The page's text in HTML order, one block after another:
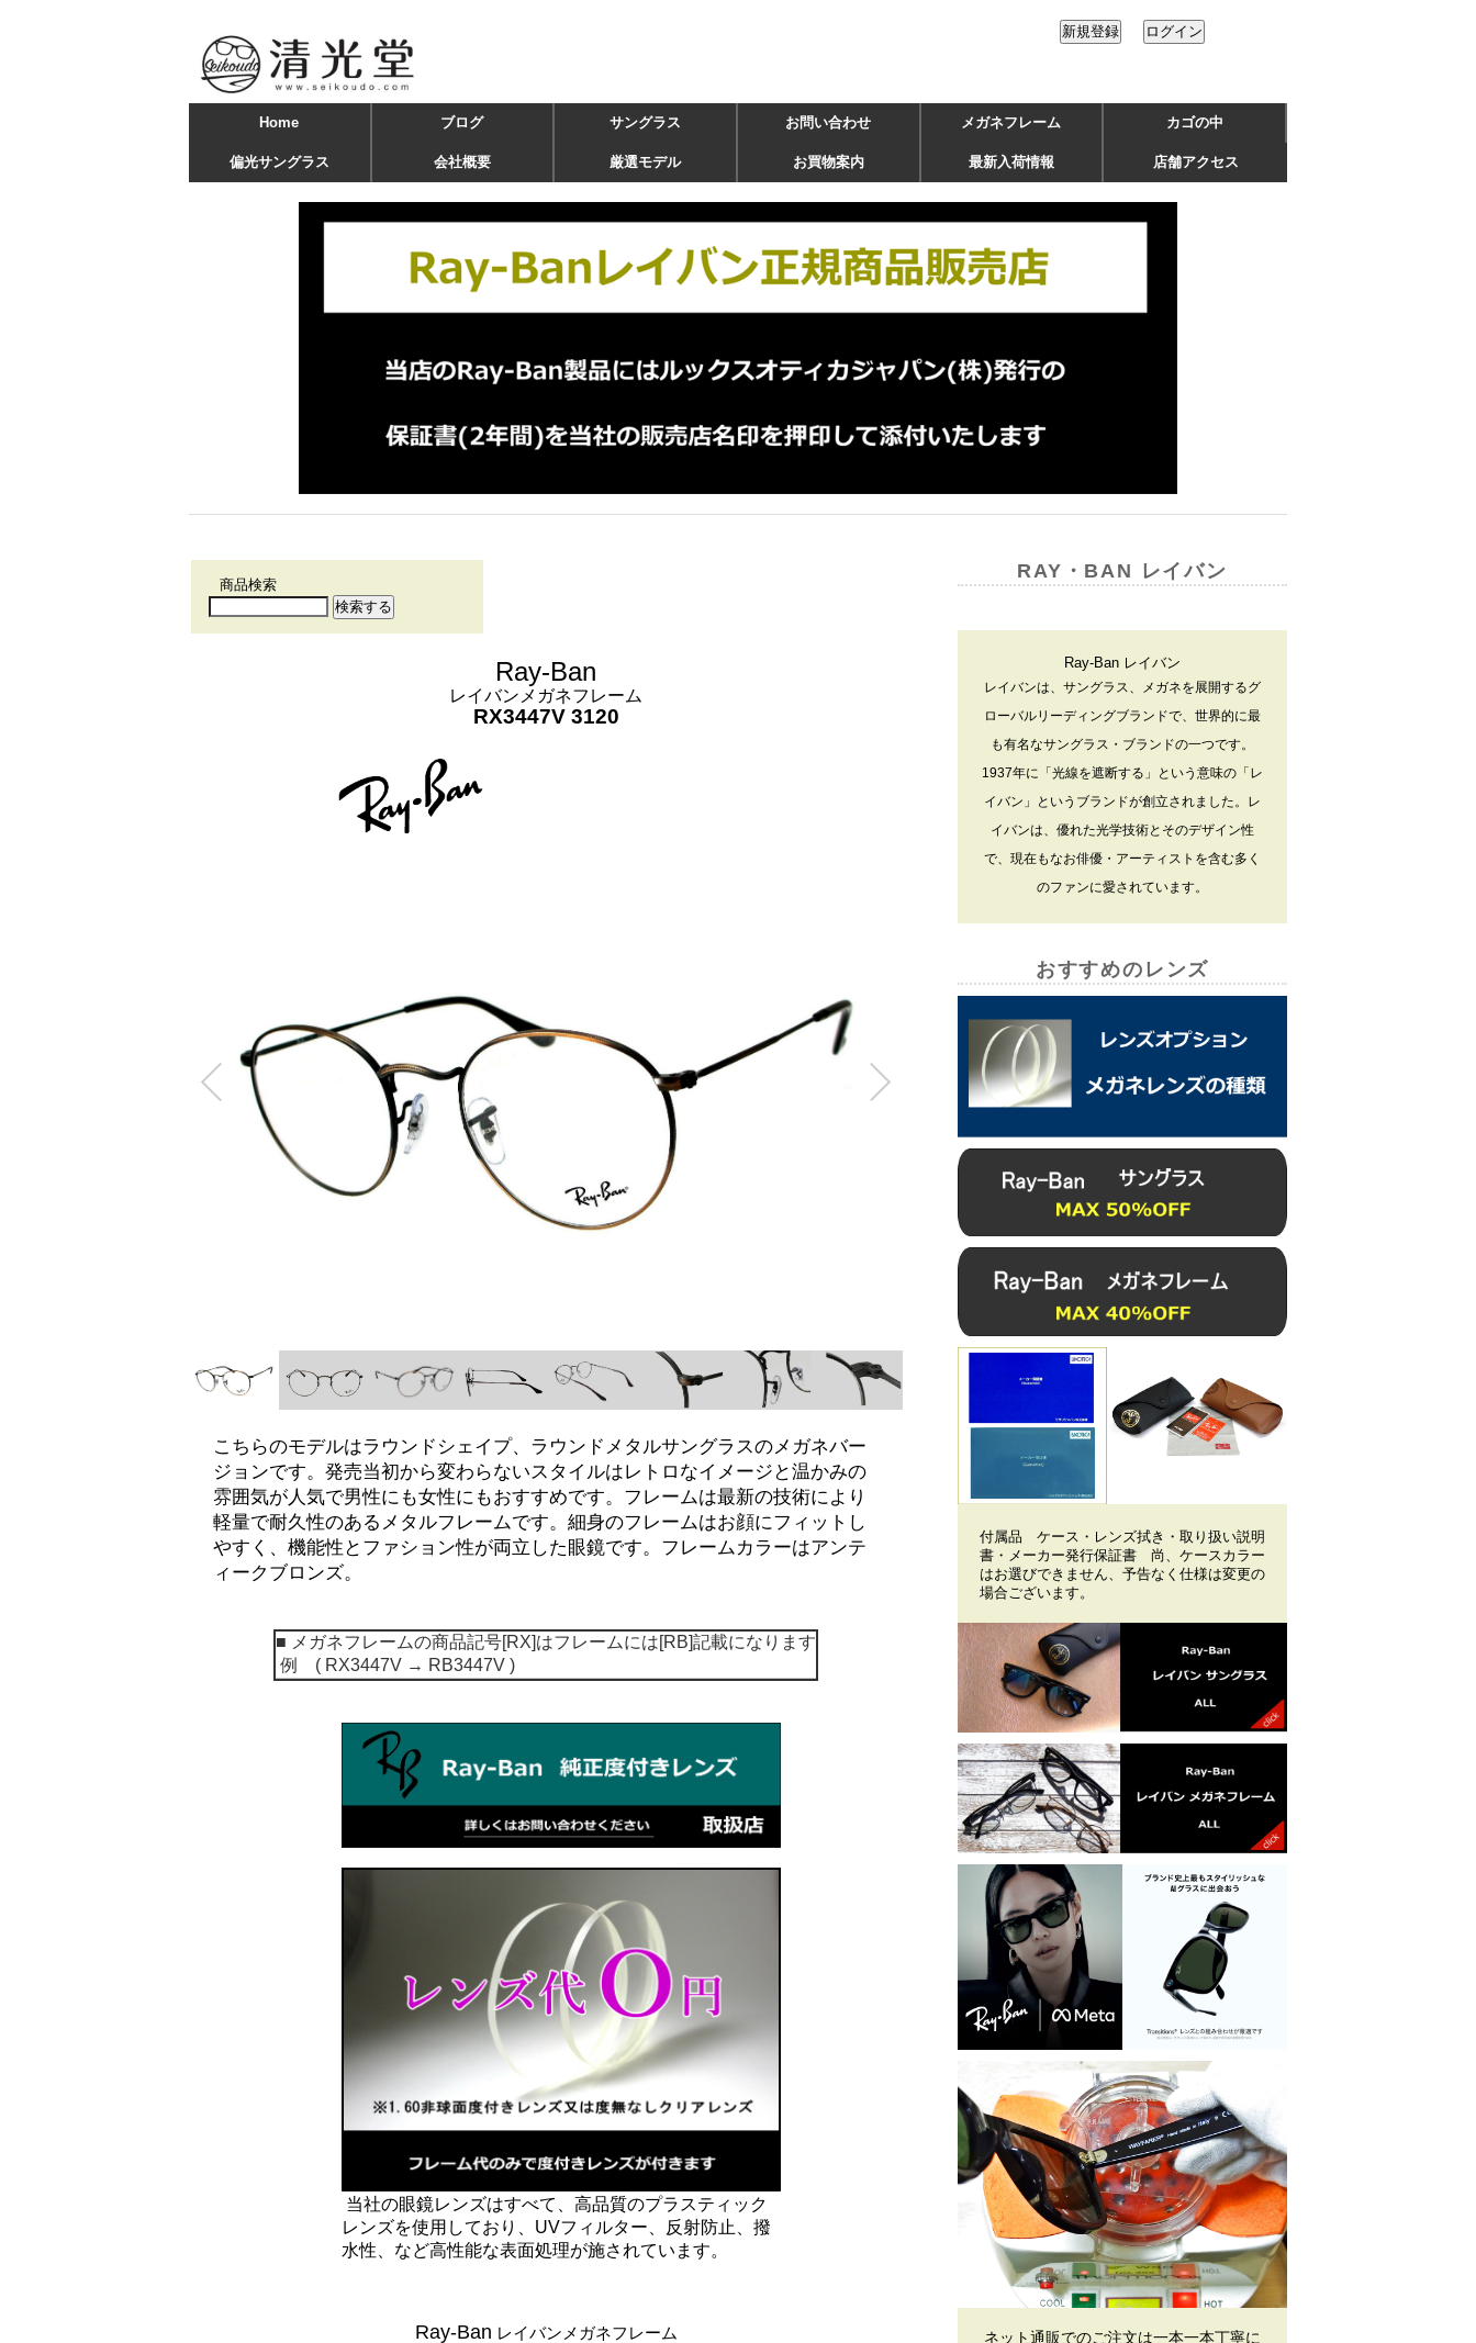
Home ブログ サングラス お問い合わせ メガネフレーム カゴの中
偏光サングラス 会社概要 厳選モデル お買物案内 最新入荷情報 店舗アクセス
商品検索
Ray-Ban
レイバンメガネフレーム
RX3447V 3120
こちらのモデルはラウンドシェイプ、ラウンドメタルサングラスのメガネバー
ジョンです。発売当初から変わらないスタイルはレトロなイメージと温かみの
雰囲気が人気で男性にも女性にもおすすめです。フレームは最新の技術により
軽量で耐久性のあるメタルフレームです。細身のフレームはお顔にフィットし
やすく、機能性とファション性が両立した眼鏡です。フレームカラーはアンテ
ィークブロンズ。
■ メガネフレームの商品記号[RX]はフレームには[RB] 記載になります
例 ( RX3447V → RB3447V )
当社の眼鏡レンズはすべて、高品質のプラスティック
レンズを使用しており、UVフィルター、反射防止、撥
水性、など高性能な表面処理が施されています。
Ray-Ban レイバンメガネフレーム
RAY・BAN レイバン
Ray-Ban レイバン
レイバンは、サングラス、メガネを展開するグ
ローバルリーディングブランドで、世界的に最
も有名なサングラス・ブランドの一つです。
1937年に「光線を遮断する」という意味の「レ
イバン」というブランドが創立されました。レ
イバンは、優れた光学技術とそのデザイン性
で、現在もなお俳優・アーティストを含む多く
のファンに愛されています。
おすすめのレンズ
付属品 ケース・レンズ拭き・取り扱い説明
書・メーカー発行保証書 尚、ケースカラー
はお選びできません、予告なく仕様は変更の
場合ございます。
ネット通販でのご注文は一本一本丁寧に